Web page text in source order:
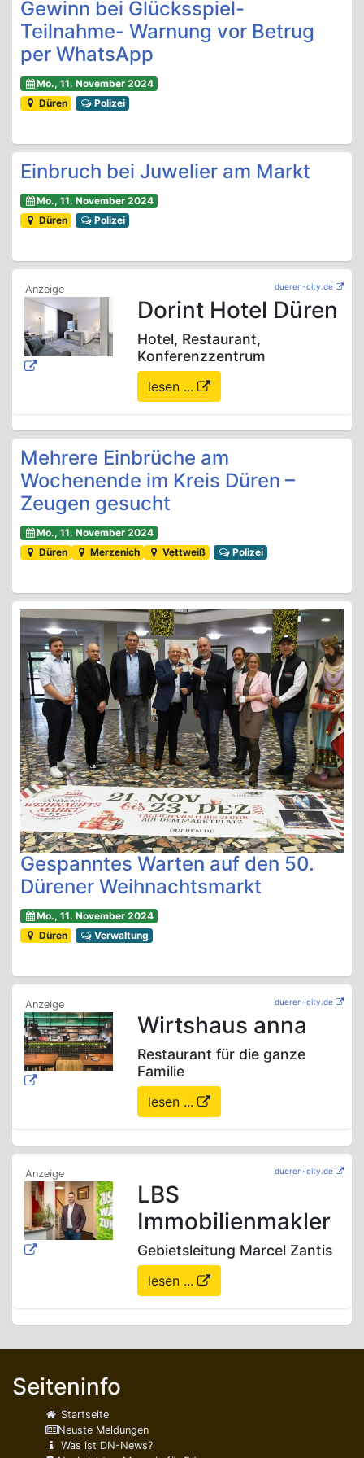
Gewinn bei Glücksspiel-
Teilnahme- Warnung vor Betrug
per WhatsApp
Mo., 11. November 2024
Düren
Polizei
Einbruch bei Juwelier am Markt
Mo., 11. November 2024
Düren
Polizei
dueren-city.de
Dorint Hotel Düren
Hotel, Restaurant,
Konferenzzentrum
lesen ...
Mehrere Einbrüche am
Wochenende im Kreis Düren –
Zeugen gesucht
Mo., 11. November 2024
Düren
Merzenich Vettweiß Polizei
Gespanntes Warten auf den 50.
Dürener Weihnachtsmarkt
Mo., 11. November 2024
Düren
Verwaltung
dueren-city.de
Wirtshaus anna
Restaurant für die ganze
Familie
lesen ...
dueren-city.de
LBS
Immobilienmakler
Gebietsleitung Marcel Zantis
lesen ...
Seiteninfo
Startseite
Neuste Meldungen
Was ist DN-News?